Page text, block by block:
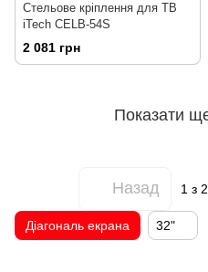
Стельове кріплення для ТВ
iTech CELB-54S
2 081 грн
Показати
Назад 1 з
Діагональ екрана 32"